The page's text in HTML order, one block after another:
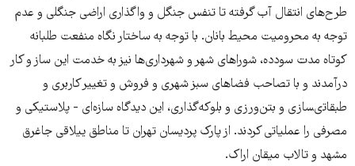
طرح‌های انتقال آب گرفته تا تنفس جنگل و واگذاری اراضی جنگلی و عدم
توجه به محرومیت محیط بانان. با توجه به ساختار نگاه منفعت طلبانه
کوتاه مدت سودده، شوراهاى شهر و شهرداری‌ها نيز به خدمت این ساز و کار
درآمدند و با تصاحب فضاهاى سبز شهرى و فروش و تغيير كاربری و
طبقاتى‎سازى و بتن‌ورزى و بلوكه‌گذارى، اين ديدگاه سازه‌اى - پلاستيكى و
مصرفى را عملياتى كردند. از پارک پردیسان تهران تا مناطق ییلاقی جاغرق
مشهد و تالاب میقان اراک.